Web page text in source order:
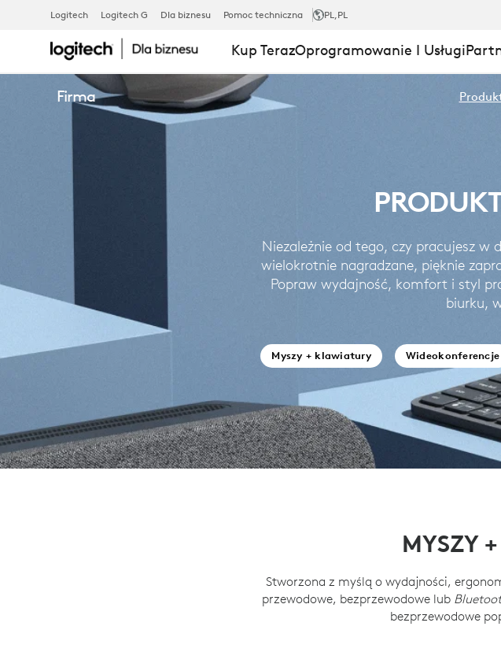
PRODUKTY
BIZNESOWE
Logitech Logitech G Dla biznesu Pomoc techniczna PL,PL
Kup TerazOprogramowanie I Usługi
Firma
Niezależnie od tego, czy pracujesz w
wielokrotnie nagradzane, pięknie
Popraw wydajność, komfort i styl
biurku,
Myszy + klawiatury Wideokonferencje
MYSZY
Stworzona z myślą o wydajności,
przewodowe, bezprzewodowe lub
bezprzewodowe